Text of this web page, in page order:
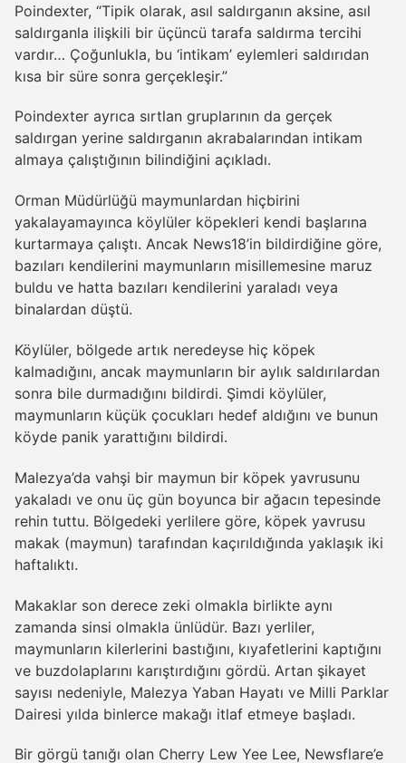
Poindexter, “Tipik olarak, asıl saldırganın aksine, asıl
saldırganla ilişkili bir üçüncü tarafa saldırma tercihi
vardır… Çoğunlukla, bu ‘intikam’ eylemleri saldırıdan
kısa bir süre sonra gerçekleşir.”
Poindexter ayrıca sırtlan gruplarının da gerçek
saldırgan yerine saldırganın akrabalarından intikam
almaya çalıştığının bilindiğini açıkladı.
Orman Müdürlüğü maymunlardan hiçbirini
yakalayamayınca köylüler köpekleri kendi başlarına
kurtarmaya çalıştı. Ancak News18’in bildirdiğine göre,
bazıları kendilerini maymunların misillemesine maruz
buldu ve hatta bazıları kendilerini yaraladı veya
binalardan düştü.
Köylüler, bölgede artık neredeyse hiç köpek
kalmadığını, ancak maymunların bir aylık saldırılardan
sonra bile durmadığını bildirdi. Şimdi köylüler,
maymunların küçük çocukları hedef aldığını ve bunun
köyde panik yarattığını bildirdi.
Malezya’da vahşi bir maymun bir köpek yavrusunu
yakaladı ve onu üç gün boyunca bir ağacın tepesinde
rehin tuttu. Bölgedeki yerlilere göre, köpek yavrusu
makak (maymun) tarafından kaçırıldığında yaklaşık iki
haftalıktı.
Makaklar son derece zeki olmakla birlikte aynı
zamanda sinsi olmakla ünlüdür. Bazı yerliler,
maymunların kilerlerini bastığını, kıyafetlerini kaptığını
ve buzdolaplarını karıştırdığını gördü. Artan şikayet
sayısı nedeniyle, Malezya Yaban Hayatı ve Milli Parklar
Dairesi yılda binlerce makağı itlaf etmeye başladı.
Bir görgü tanığı olan Cherry Lew Yee Lee, Newsflare’e